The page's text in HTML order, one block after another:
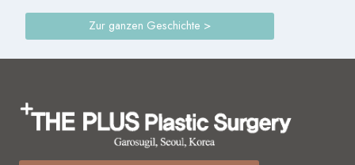
Zur ganzen Geschichte >